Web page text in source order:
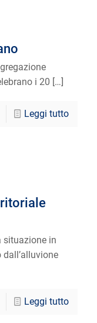
i 20 […]
Leggi tutto
situazione in
Leggi tutto